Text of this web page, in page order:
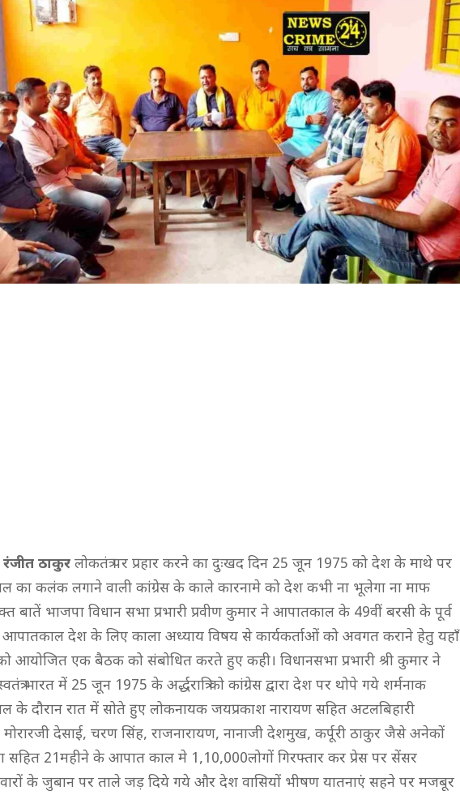
रंजीत ठाकुर लोकतंत्र पर प्रहार करने का दुःखद दिन 25 जून 1975 को देश के माथे पर
का कलंक लगाने वाली कांग्रेस के काले कारनामे को देश कभी ना भूलेगा ना माफ
बातें भाजपा विधान सभा प्रभारी प्रवीण कुमार ने आपातकाल के 49वीं बरसी के पूर्व
आपातकाल देश के लिए काला अध्याय विषय से कार्यकर्ताओं को अवगत कराने हेतु यहाँ
आयोजित एक बैठक को संबोधित करते हुए कही। विधानसभा प्रभारी श्री कुमार ने
भारत में 25 जून 1975 के अर्द्धरात्रि को कांग्रेस द्वारा देश पर थोपे गये शर्मनाक
के दौरान रात में सोते हुए लोकनायक जयप्रकाश नारायण सहित अटलबिहारी
देसाई, चरण सिंह, राजनारायण, नानाजी देशमुख, कर्पूरी ठाकुर जैसे अनेकों
सहित 21महीने के आपात काल मे 1,10,000लोगों गिरफ्तार कर प्रेस पर सेंसर
के जुबान पर ताले जड़ दिये गये और देश वासियों भीषण यातनाएं सहने पर मजबूर